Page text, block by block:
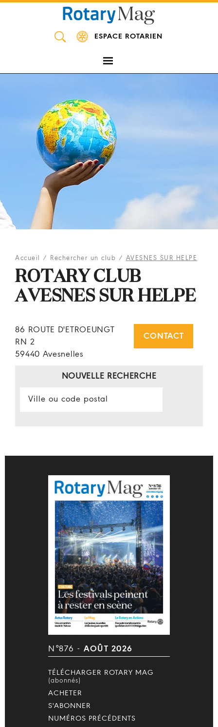
ESPACE ROTARIEN
Accueil / Rechercher un club / AVESNES SUR HELPE
ROTARY CLUB
AVESNES SUR HELPE
86 ROUTE D'ETROEUNGT
RN 2
59440 Avesnelles
CONTACT
NOUVELLE RECHERCHE
N°876 - AOÛT 2026
TÉLÉCHARGER ROTARY MAG
(abonnés)
ACHETER
S'ABONNER
NUMÉROS PRÉCÉDENTS
Panneau de gestion des cookies